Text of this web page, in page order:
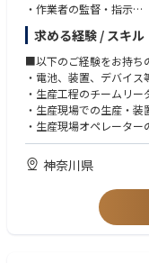
②【施設管理［加西］】
【1】施設・ユーティリ
・設備改修計画、原動
・施設、設備等の監理
・省エネに関する企画
整)
【2】新規ライン導入・
連業務)
・新設に伴う関連部
※電気主任技術者資格を
監督・緊急時の対応 等
・施工管理(安全管理、
③
＜MUST＞
・大型空調設備に携わっ
方）
・建築や機械設備等の
・施工管理(安全・品質
＜WANT＞
・半導体、液晶、医薬品
・省エネに関するテーマ
・作業者の監督・指示
・担当工程における現場
対策の検討・実施
・担当工程の安全管理（
・作業者への教育（社
・作業者の管理（残業・
・現場管理チームの会
・新規設備・新規工程の
※全ての業務においてIT
求める経験 / スキル
■以下のご経験をお持ち
・電池、装置、デバイ
・生産工程のチームリ
・生産現場での生産・
・生産現場オペレータ
・Excel等を使用したPC
報告資料作成の実務経験
・終日（8時間）、休憩
■歓迎（必須ではない）
神奈川県